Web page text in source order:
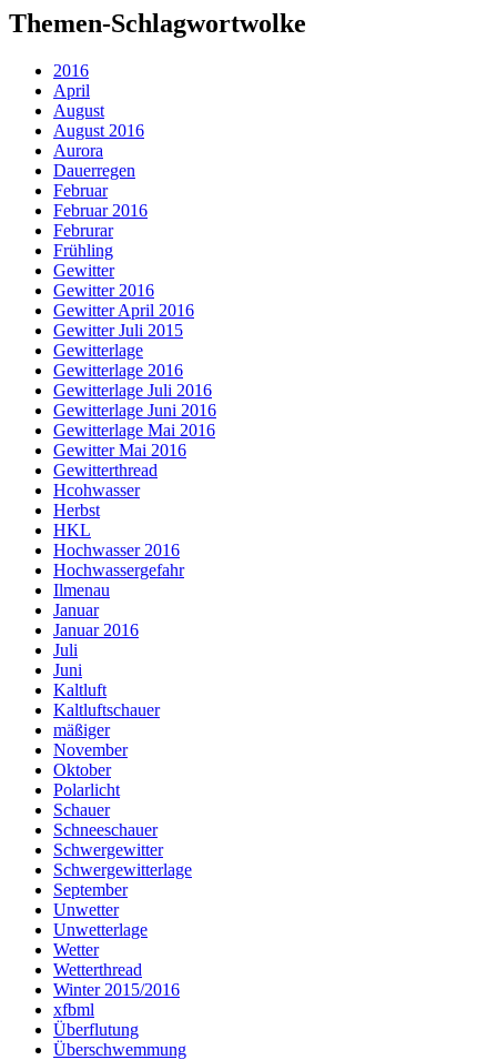
Themen-Schlagwortwolke
2016
April
August
August 2016
Aurora
Dauerregen
Februar
Februar 2016
Februrar
Frühling
Gewitter
Gewitter 2016
Gewitter April 2016
Gewitter Juli 2015
Gewitterlage
Gewitterlage 2016
Gewitterlage Juli 2016
Gewitterlage Juni 2016
Gewitterlage Mai 2016
Gewitter Mai 2016
Gewitterthread
Hcohwasser
Herbst
HKL
Hochwasser 2016
Hochwassergefahr
Ilmenau
Januar
Januar 2016
Juli
Juni
Kaltluft
Kaltluftschauer
mäßiger
November
Oktober
Polarlicht
Schauer
Schneeschauer
Schwergewitter
Schwergewitterlage
September
Unwetter
Unwetterlage
Wetter
Wetterthread
Winter 2015/2016
xfbml
Überflutung
Überschwemmung